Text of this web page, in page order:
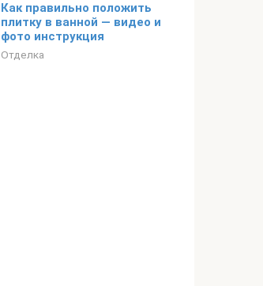
Как правильно положить
плитку в ванной — видео и
фото инструкция
Отделка